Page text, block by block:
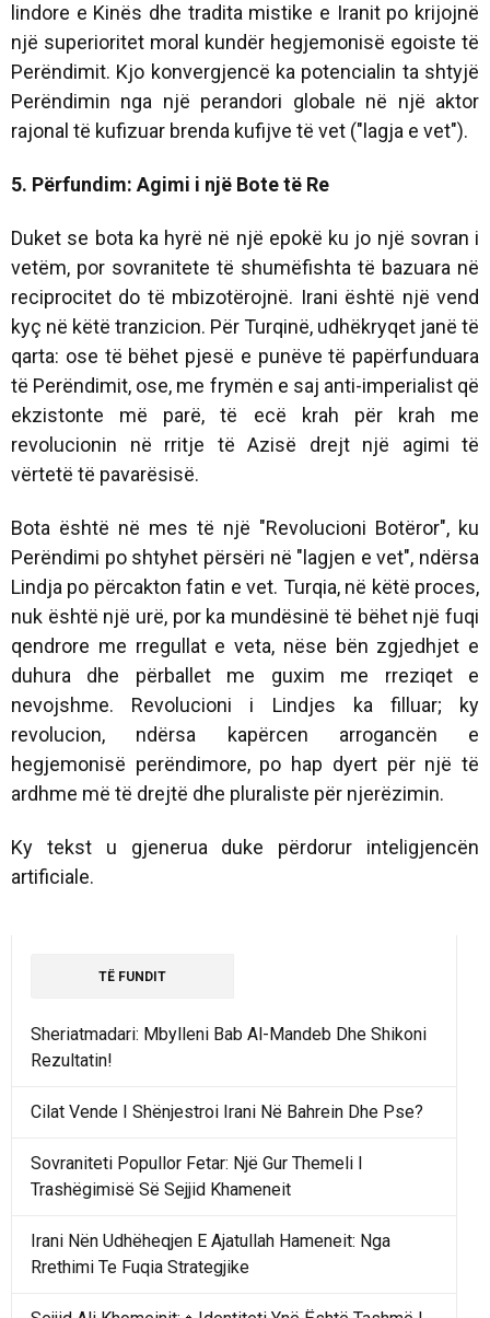
lindore e Kinës dhe tradita mistike e Iranit po krijojnë
një superioritet moral kundër hegjemonisë egoiste të
Perëndimit. Kjo konvergjencë ka potencialin ta shtyjë
Perëndimin nga një perandori globale në një aktor
rajonal të kufizuar brenda kufijve të vet ("lagja e vet").
5. Përfundim: Agimi i një Bote të Re
Duket se bota ka hyrë në një epokë ku jo një sovran i
vetëm, por sovranitete të shumëfishta të bazuara në
reciprocitet do të mbizotërojnë. Irani është një vend
kyç në këtë tranzicion. Për Turqinë, udhëkryqet janë të
qarta: ose të bëhet pjesë e punëve të papërfunduara
të Perëndimit, ose, me frymën e saj anti-imperialist që
ekzistonte më parë, të ecë krah për krah me
revolucionin në rritje të Azisë drejt një agimi të
vërtetë të pavarësisë.
Bota është në mes të një "Revolucioni Botëror", ku
Perëndimi po shtyhet përsëri në "lagjen e vet", ndërsa
Lindja po përcakton fatin e vet. Turqia, në këtë proces,
nuk është një urë, por ka mundësinë të bëhet një fuqi
qendrore me rregullat e veta, nëse bën zgjedhjet e
duhura dhe përballet me guxim me rreziqet e
nevojshme. Revolucioni i Lindjes ka filluar; ky
revolucion, ndërsa kapërcen arrogancën e
hegjemonisë perëndimore, po hap dyert për një të
ardhme më të drejtë dhe pluraliste për njerëzimin.
Ky tekst u gjenerua duke përdorur inteligjencën
artificiale.
TË FUNDIT
Sheriatmadari: Mbylleni Bab Al-Mandeb Dhe Shikoni
Rezultatin!
Cilat Vende I Shënjestroi Irani Në Bahrein Dhe Pse?
Sovraniteti Popullor Fetar: Një Gur Themeli I
Trashëgimisë Së Sejjid Khameneit
Irani Nën Udhëheqjen E Ajatullah Hameneit: Nga
Rrethimi Te Fuqia Strategjike